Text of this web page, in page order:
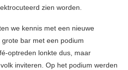
zien worden.
we kennis met een nieuwe
grote bar met een podium
optreden lonkte dus, maar
inviteren. Op het podium werden